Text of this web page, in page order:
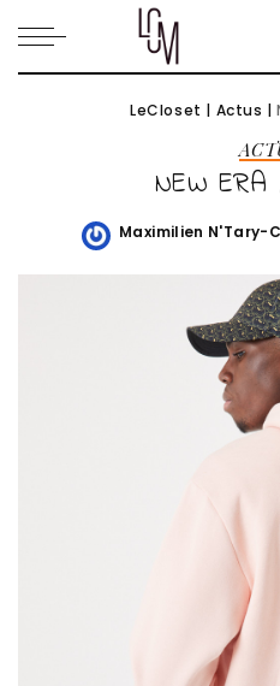
LeCloset | Actus |
NEW ERA
Posted
Maximilien